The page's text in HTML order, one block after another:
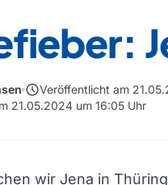
scheduleVeröffentlicht am
21.05.2024 um 16:05 Uhr
wir Jena in